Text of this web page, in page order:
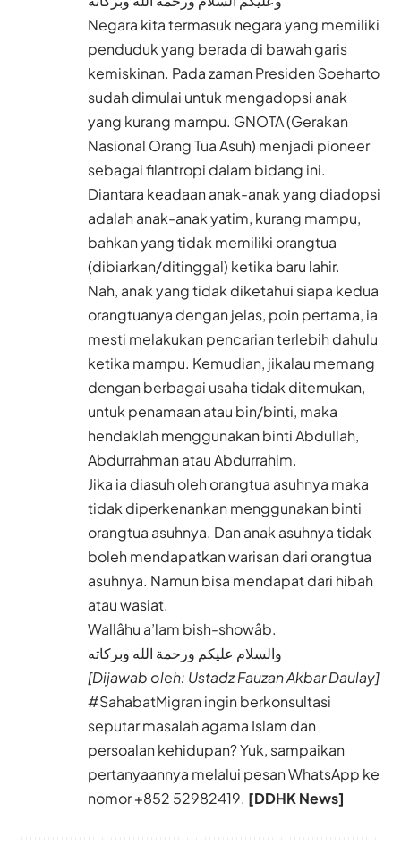
Negara kita termasuk negara yang memiliki
penduduk yang berada di bawah garis
kemiskinan. Pada zaman Presiden Soeharto
sudah dimulai untuk mengadopsi anak
yang kurang mampu. GNOTA (Gerakan
Nasional Orang Tua Asuh) menjadi pioneer
sebagai filantropi dalam bidang ini.
Diantara keadaan anak-anak yang diadopsi
adalah anak-anak yatim, kurang mampu,
bahkan yang tidak memiliki orangtua
(dibiarkan/ditinggal) ketika baru lahir.
Nah, anak yang tidak diketahui siapa kedua
orangtuanya dengan jelas, poin pertama, ia
mesti melakukan pencarian terlebih dahulu
ketika mampu. Kemudian, jikalau memang
dengan berbagai usaha tidak ditemukan,
untuk penamaan atau bin/binti, maka
hendaklah menggunakan binti Abdullah,
Abdurrahman atau Abdurrahim.
Jika ia diasuh oleh orangtua asuhnya maka
tidak diperkenankan menggunakan binti
orangtua asuhnya. Dan anak asuhnya tidak
boleh mendapatkan warisan dari orangtua
asuhnya. Namun bisa mendapat dari hibah
atau wasiat.
Wallâhu a’lam bish-showâb.
والسلام عليكم ورحمة الله وبركاته
[Dijawab oleh: Ustadz Fauzan Akbar Daulay]
#SahabatMigran ingin berkonsultasi
seputar masalah agama Islam dan
persoalan kehidupan? Yuk, sampaikan
pertanyaannya melalui pesan WhatsApp ke
nomor+852 52982419. [DDHK News]